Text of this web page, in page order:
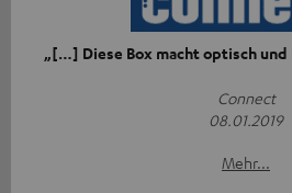
„[…] Diese Box macht optisch und
Connect
08.01.2019
Mehr...